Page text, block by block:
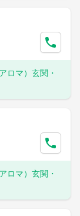
ロマ）玄関・
ロマ）玄関・